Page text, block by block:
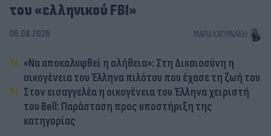
του «ελληνικού FBI»
06.08.2026 ΜΑΡΊΑ ΚΑΤΡΙΝΆΚΗ
«Να αποκαλυφθεί η αλήθεια»: Στη Δικαιοσύνη η
οικογένεια του Έλληνα πιλότου που έχασε τη ζωή του
Στον εισαγγελέα η οικογένεια του Έλληνα χειριστή
του Bell: Παράσταση προς υποστήριξη της
κατηγορίας